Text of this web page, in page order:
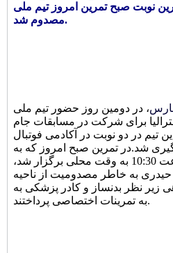
نوبت صبح تمرین امروز تیم ملی
مصدوم شد.
، در دومین روز حضور تیم ملی
برای شرکت در مسابقات جام
تمرینات این تیم در دو نوبت در آکادمی فوتبال
شد.در تمرین صبح امروز که به
مدت 90 دقیقه از ساعت 10:30 به وقت محلی برگزار شد،
به خاطر مصدومیت از ناحیه
زیر نظر بدنساز و کادر پزشکی به
به تمرینات اختصاصی پرداختند.